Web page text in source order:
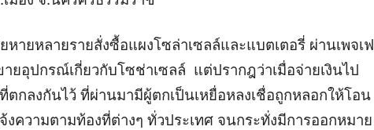
ายหลายรายสั่งซื้อแผงโซล่าเซลล์และแบตเตอรี่ ผ่านเพจเฟ
อุปกรณ์เกี่ยวกับโซช่าเซลล์ แต่ปรากฎว่าเมื่อจ่ายเงินไป
กลงกันไว้ ที่ผ่านมามีผู้ตกเป็นเหยื่อหลงเชื่อถูกหลอกให้โอน
งความตามท้องที่ต่างๆ ทั่วประเทศ จนกระทั่งมีการออกหมาย